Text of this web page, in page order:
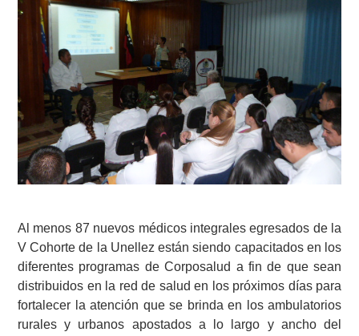
Al menos 87 nuevos médicos integrales egresados de la
V Cohorte de la Unellez están siendo capacitados en los
diferentes programas de Corposalud a fin de que sean
distribuidos en la red de salud en los próximos días para
fortalecer la atención que se brinda en los ambulatorios
rurales y urbanos apostados a lo largo y ancho del